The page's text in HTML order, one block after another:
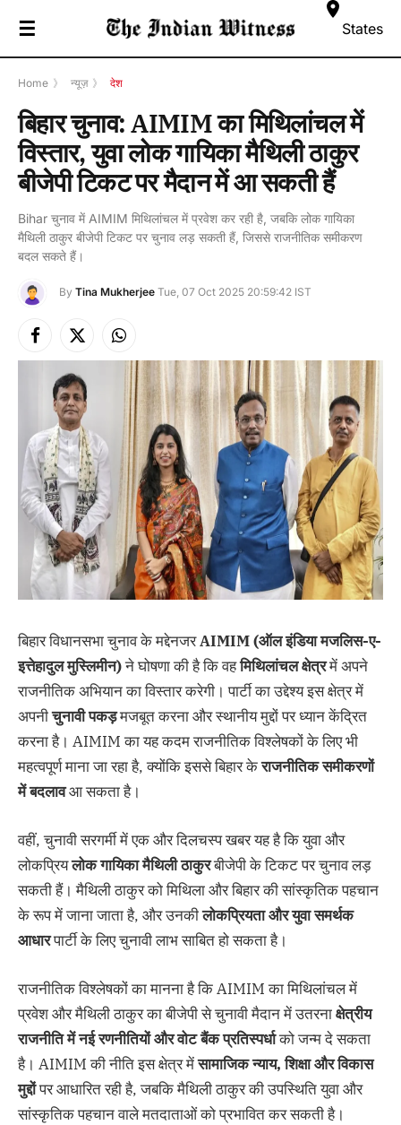
☰ States
Home 》 न्यूज़ 》 देश
बिहार चुनाव: AIMIM का मिथिलांचल में
विस्तार, युवा लोक गायिका मैथिली ठाकुर
बीजेपी टिकट पर मैदान में आ सकती हैं
Bihar चुनाव में AIMIM मिथिलांचल में प्रवेश कर रही है, जबकि लोक गायिका
मैथिली ठाकुर बीजेपी टिकट पर चुनाव लड़ सकती हैं, जिससे राजनीतिक समीकरण
बदल सकते हैं।
By Tina Mukherjee Tue, 07 Oct 2025 20:59:42 IST
Facebook
X
(Twitter)
Instagram
बिहार विधानसभा चुनाव के मद्देनजरAIMIM (ऑलइंडियामजलिस-ए-
इत्तेहादुलमुस्लिमीन)ने घोषणा की है कि वहमिथिलांचलक्षेत्रमें अपने
राजनीतिक अभियान का विस्तार करेगी। पार्टी का उद्देश्य इस क्षेत्र में
अपनीचुनावीपकड़मजबूत करना और स्थानीय मुद्दों पर ध्यान केंद्रित
करना है। AIMIM का यह कदम राजनीतिक विश्लेषकों के लिए भी
महत्वपूर्ण माना जा रहा है, क्योंकि इससे बिहार केराजनीतिकसमीकरणों
मेंबदलावआ सकता है।
वहीं, चुनावी सरगर्मी में एक और दिलचस्प खबर यह है कि युवा और
लोकप्रियलोकगायिकामैथिलीठाकुरबीजेपी के टिकट पर चुनाव लड़
सकती हैं। मैथिली ठाकुर को मिथिला और बिहार की सांस्कृतिक पहचान
के रूप में जाना जाता है, और उनकीलोकप्रियताऔरयुवासमर्थक
आधारपार्टी के लिए चुनावी लाभ साबित हो सकता है।
राजनीतिक विश्लेषकों का मानना है कि AIMIM का मिथिलांचल में
प्रवेश और मैथिली ठाकुर का बीजेपी से चुनावी मैदान में उतरनाक्षेत्रीय
राजनीतिमेंनईरणनीतियोंऔरवोटबैंकप्रतिस्पर्धाको जन्म दे सकता
है। AIMIM की नीति इस क्षेत्र मेंसामाजिकन्याय,शिक्षाऔरविकास
मुद्दोंपर आधारित रही है, जबकि मैथिली ठाकुर की उपस्थिति युवा और
सांस्कृतिक पहचान वाले मतदाताओं को प्रभावित कर सकती है।